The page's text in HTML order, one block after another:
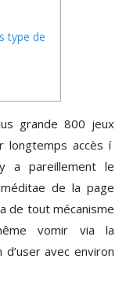
type de
grande 800 jeux
longtemps accès í
a pareillement le
de la page
de tout mécanisme
vomir via la
avec environ